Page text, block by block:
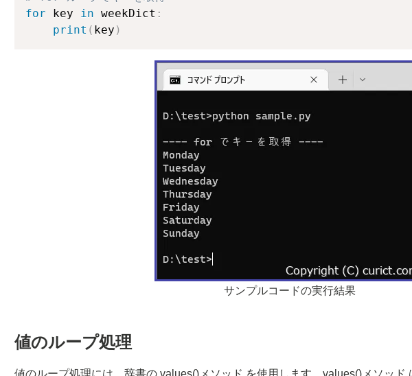
for key in weekDict :
print ( key )
サンプルコードの実行結果
値のループ処理